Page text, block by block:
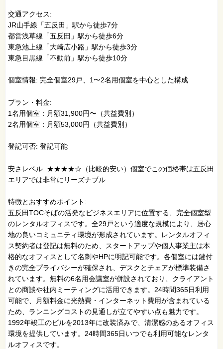
交通アクセス:
JR山手線「五反田」駅から徒歩7分
都営浅草線「五反田」駅から徒歩6分
東急池上線「大崎広小路」駅から徒歩3分
東急目黒線「不動前」駅から徒歩10分
個室情報: 完全個室29戸、1〜2名用個室を中心とした構成
プラン・料金:
1名用個室：月額31,900円〜（共益費別）
2名用個室：月額53,000円（共益費別）
登記可否: 登記可能
安さレベル: ★★★★☆（比較的安い）個室でこの価格帯は五反田
エリアでは非常にリーズナブル
特徴とおすすめポイント:
五反田TOCそばの活発なビジネスエリアに位置する、完全個室型
のレンタルオフィスです。全29戸という適度な規模により、居心
地の良いコミュニティ環境が形成されています。レンタルオフィ
ス契約者は登記は無料のため、スタートアップや個人事業主は本
格的なオフィスとして名刺やHPに明記可能です。各個室には鍵付
きの完全プライバシーが確保され、デスクとチェアが標準装備さ
れています。無料の6名用会議室が併設されており、クライアント
との商談や社内ミーティングに活用できます。24時間365日利用
可能で、月額料金に光熱費・インターネット費用が含まれている
ため、ランニングコストの見通しが立てやすい点も魅力です。
1992年竣工のビルを2013年に改装済みで、清潔感のあるオフィス
環境を提供しています。24時間365日いつでも利用可能なレンタ
ルオフィスです。